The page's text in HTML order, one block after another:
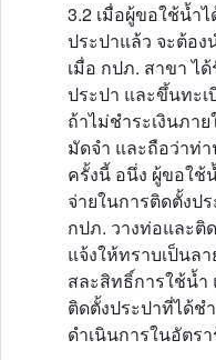
3.2 เมื่อผู้ขอใช้น้ำ
ประปาแล้ว จะต้อง
เมื่อ กปภ. สาขา ไ
ประปา และขึ้นทะ
ถ้าไม่ชำระเงินภา
มัดจำ และถือว่าท่
ครั้งนี้ อนึ่ง ผู้ขอใช้
จ่ายในการติดตั้งป
กปภ. วางท่อและติ
แจ้งให้ทราบเป็นล
สละสิทธิ์การใช้น้ำ
ติดตั้งประปาที่ได้ช
ดำเนินการในอัตร